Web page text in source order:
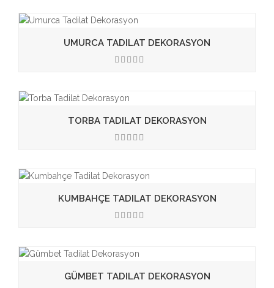
UMURCA TADILAT DEKORASYON
TORBA TADILAT DEKORASYON
KUMBAHÇE TADILAT DEKORASYON
GÜMBET TADILAT DEKORASYON